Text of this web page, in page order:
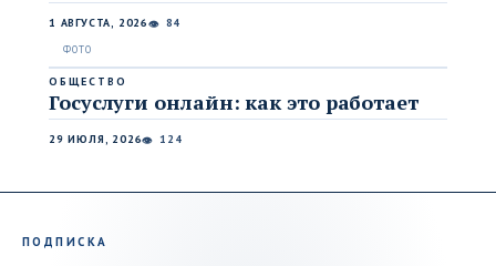
1 АВГУСТА, 2026👁 84
ОБЩЕСТВО
Госуслуги онлайн: как это работает
29 ИЮЛЯ, 2026👁 124
ПОДПИСКА